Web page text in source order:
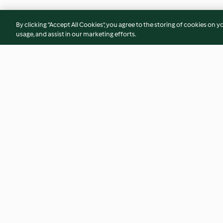
By clicking “Accept All Cookies”, you agree to the storing of cookies on
usage, and assist in our marketing efforts.